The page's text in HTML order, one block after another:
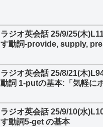
ラジオ英会話 25/9/25(木
す動詞-provide, supply,
ラジオ英会話 25/8/21(木
動詞 1-putの基本:「気軽にポ
ラジオ英会話 25/9/10(水
す動詞5-get の基本